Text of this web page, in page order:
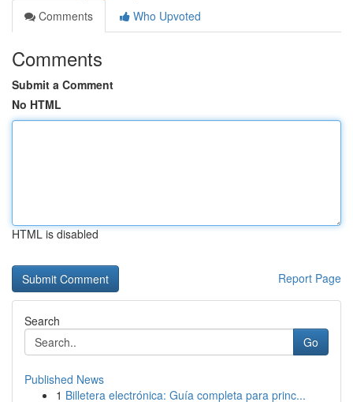
Comments
Who Upvoted
Comments
Submit a Comment
No HTML
HTML is disabled
Report Page
Search
Go
Published News
1 Billetera electrónica: Guía completa para princ...